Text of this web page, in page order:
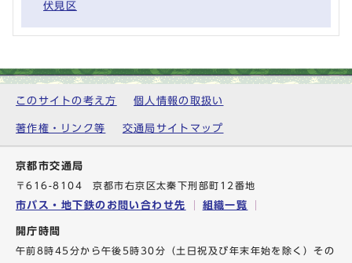
伏見区
このサイトの考え方 個人情報の取扱い
著作権・リンク等 交通局サイトマップ
京都市交通局
〒616-8104 京都市右京区太秦下刑部町12番地
市バス・地下鉄のお問い合わせ先 組織一覧
開庁時間
午前8時45分から午後5時30分（土日祝及び年末年始を除く）その